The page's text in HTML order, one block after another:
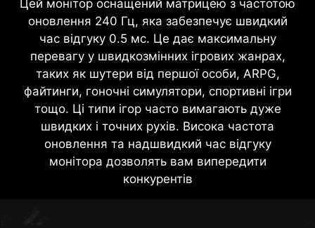
Цей монітор оснащений матрицею з частотою
оновлення 240 Гц, яка забезпечує швидкий
час відгуку 0.5 мс. Це дає максимальну
перевагу у швидкозмінних ігрових жанрах,
таких як шутери від першої особи, ARPG,
файтинги, гоночні симулятори, спортивні ігри
тощо. Ці типи ігор часто вимагають дуже
швидких і точних рухів. Висока частота
оновлення та надшвидкий час відгуку
монітора дозволять вам випередити
конкурентів
забезпечують максимально комфортну роботу
з екраном, зменшуючи мерехтіння і знижуючи
рівень синього світла. Ви можете грати довше,
без втоми очей.